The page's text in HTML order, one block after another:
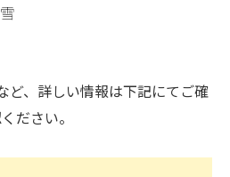
ど、詳しい情報は下記にてご確
ださい。